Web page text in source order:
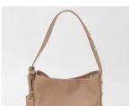
原産国
素材